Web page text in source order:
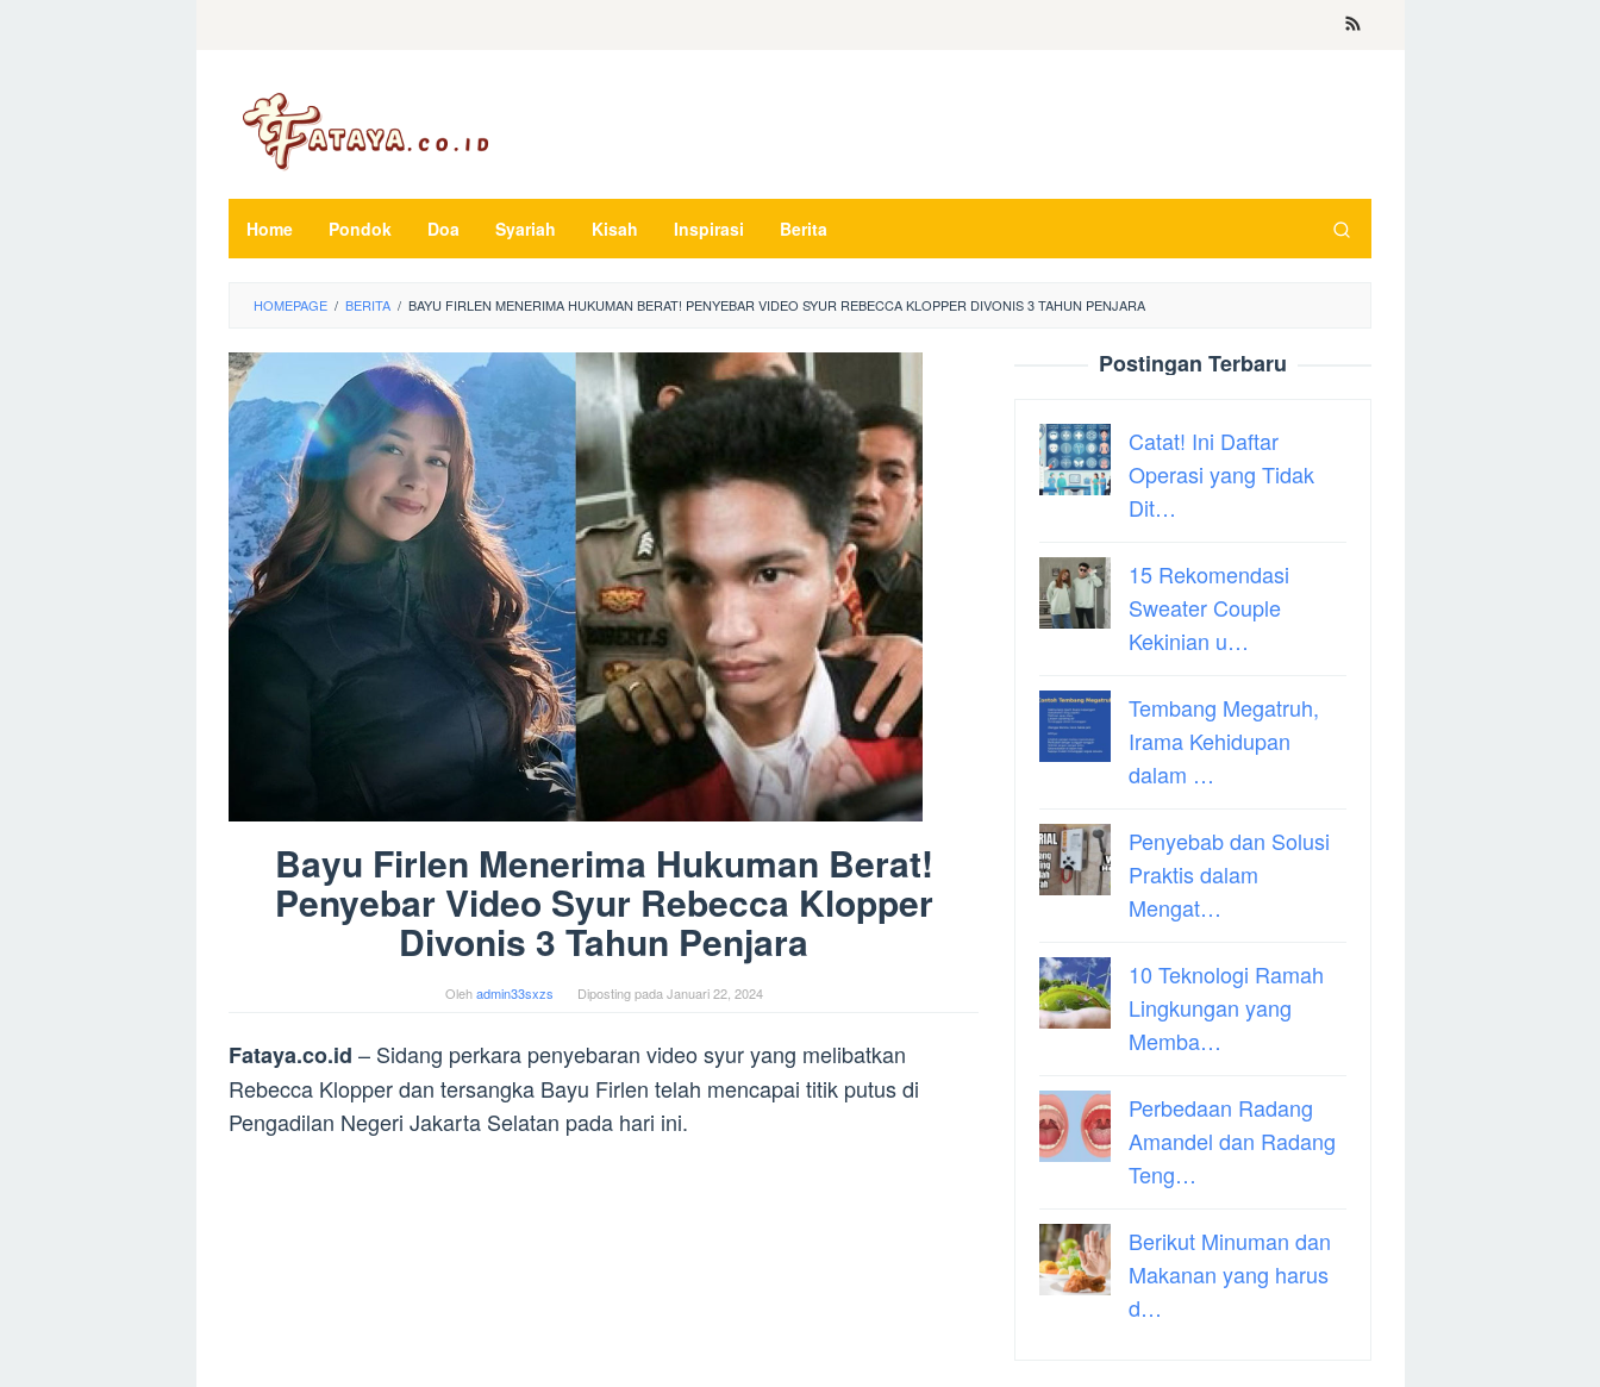
Home Pondok Doa Syariah Kisah Inspirasi Berita
HOMEPAGE / BERITA / BAYU FIRLEN MENERIMA HUKUMAN BERAT! PENYEBAR VIDEO SYUR REBECCA KLOPPER DIVONIS 3 TAHUN PENJARA
Bayu Firlen Menerima Hukuman Berat!
Penyebar Video Syur Rebecca Klopper
Divonis 3 Tahun Penjara
Olehadmin33sxzs Diposting pada Januari 22, 2024
Fataya.co.id – Sidang perkara penyebaran video syur yang melibatkan
Rebecca Klopper dan tersangka Bayu Firlen telah mencapai titik putus di
Pengadilan Negeri Jakarta Selatan pada hari ini.
Postingan Terbaru
Catat! Ini Daftar
Operasi yang Tidak
Dit…
15 Rekomendasi
Sweater Couple
Kekinian u…
Tembang Megatruh,
Irama Kehidupan
dalam …
Penyebab dan Solusi
Praktis dalam
Mengat…
10 Teknologi Ramah
Lingkungan yang
Memba…
Perbedaan Radang
Amandel dan Radang
Teng…
Berikut Minuman dan
Makanan yang harus
d…